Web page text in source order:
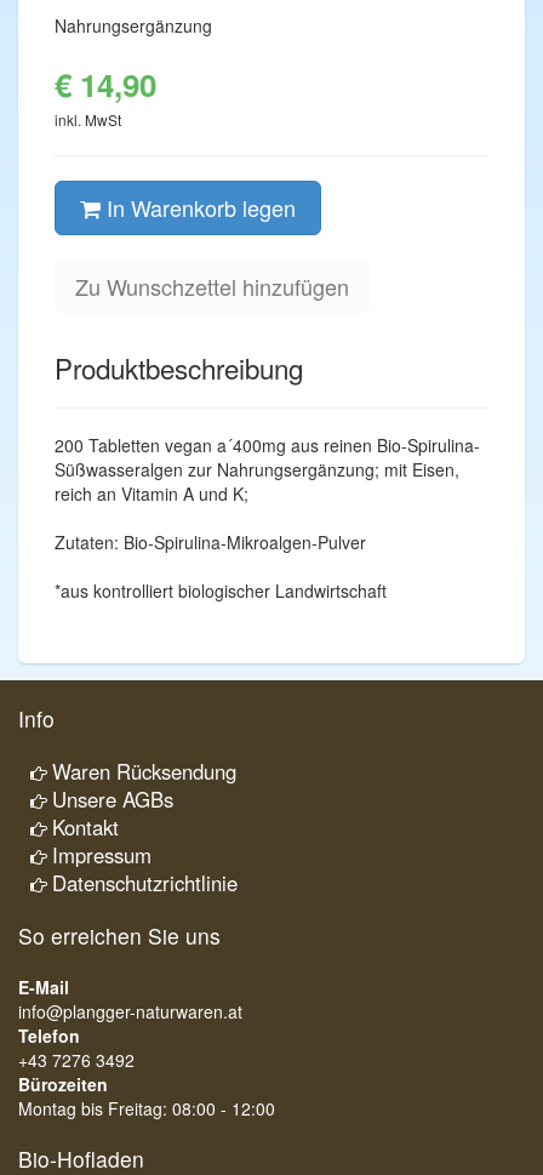
Nahrungsergänzung
€ 14,90
inkl. MwSt
In Warenkorb legen
Zu Wunschzettel hinzufügen
Produktbeschreibung
200 Tabletten vegan a´400mg aus reinen Bio-Spirulina-
Süßwasseralgen zur Nahrungsergänzung; mit Eisen,
reich an Vitamin A und K;
Zutaten: Bio-Spirulina-Mikroalgen-Pulver
*aus kontrolliert biologischer Landwirtschaft
Info
Waren Rücksendung
Unsere AGBs
Kontakt
Impressum
Datenschutzrichtlinie
So erreichen Sie uns
E-Mail
info@plangger-naturwaren.at
Telefon
+43 7276 3492
Bürozeiten
Montag bis Freitag: 08:00 - 12:00
Bio-Hofladen